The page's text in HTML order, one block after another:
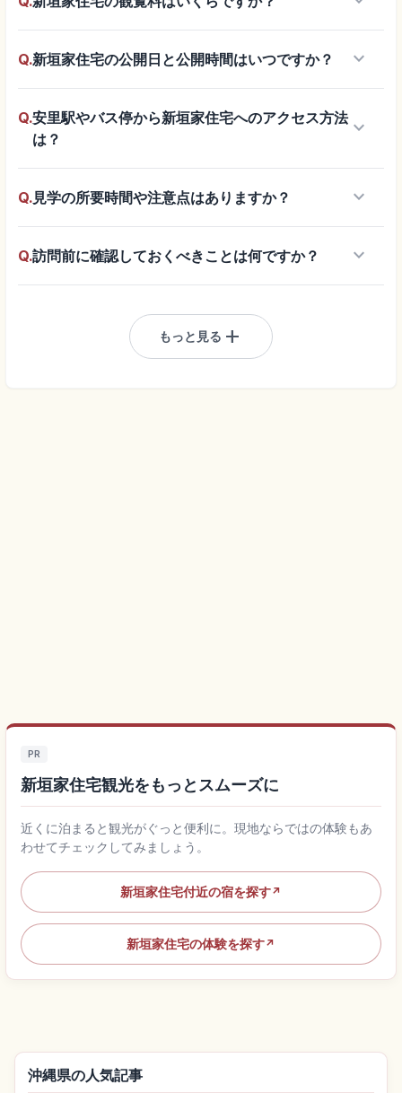
Q.新垣家住宅の公開日と公開時間はいつですか？ keyboard_arrow_down
Q.安里駅やバス停から新垣家住宅へのアクセス方法
は？
keyboard_arrow_down
Q.見学の所要時間や注意点はありますか？ keyboard_arrow_down
Q.訪問前に確認しておくべきことは何ですか？ keyboard_arrow_down
もっと見る add
PR
新垣家住宅観光をもっとスムーズに
近くに泊まると観光がぐっと便利に。現地ならではの体験もあ
わせてチェックしてみましょう。
新垣家住宅付近の宿を探す↗
新垣家住宅の体験を探す↗
沖縄県の人気記事